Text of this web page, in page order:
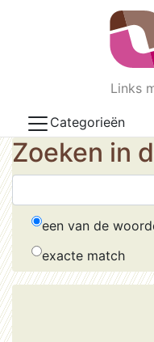
Skip to main content
Links
Categorieën
Zoeken in
een van de
exacte match